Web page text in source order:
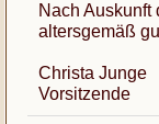
Nach Auskunft
altersgemäß
Christa Junge
Vorsitzende